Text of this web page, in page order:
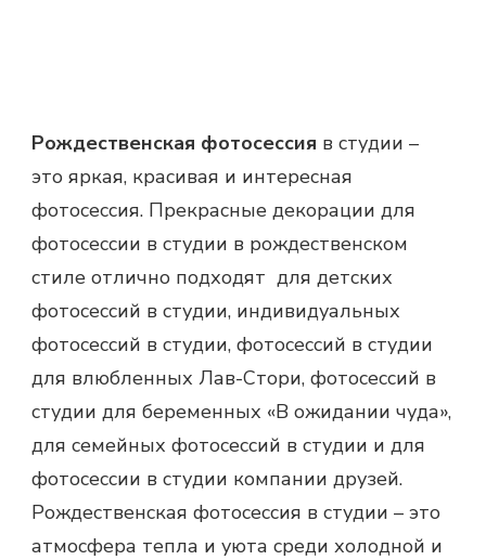
Рождественская фотосессия в студии –
это яркая, красивая и интересная
фотосессия. Прекрасные декорации для
фотосессии в студии в рождественском
стиле отлично подходят для детских
фотосессий в студии, индивидуальных
фотосессий в студии, фотосессий в студии
для влюбленных Лав-Стори, фотосессий в
студии для беременных «В ожидании чуда»,
для семейных фотосессий в студии и для
фотосессии в студии компании друзей.
Рождественская фотосессия в студии – это
атмосфера тепла и уюта среди холодной и